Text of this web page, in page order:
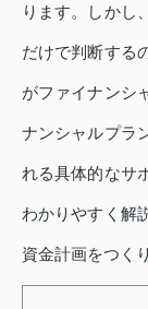
ります。しかし
だけで判断する
がファイナンシ
ナンシャルプラ
れる具体的なサ
わかりやすく解
資金計画をつく